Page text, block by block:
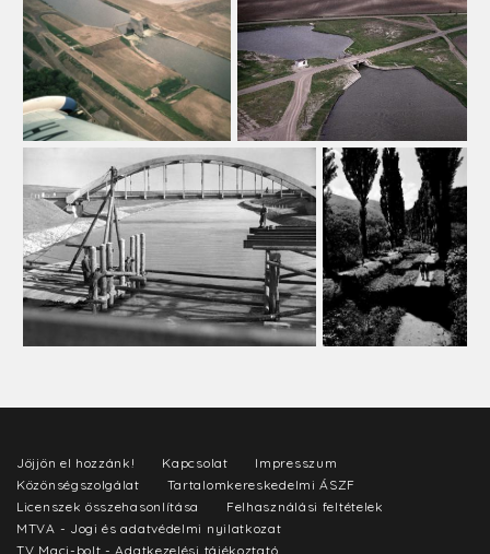
Jöjjön el hozzánk! Kapcsolat
Impresszum
Közönségszolgálat
Tartalomkereskedelmi ÁSZF
Licenszek összehasonlítása
Felhasználási feltételek
MTVA - Jogi és adatvédelmi nyilatkozat
TV Maci-bolt - Adatkezelési tájékoztató